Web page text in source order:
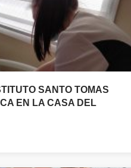
SANTO TOMAS
EN LA CASA DEL